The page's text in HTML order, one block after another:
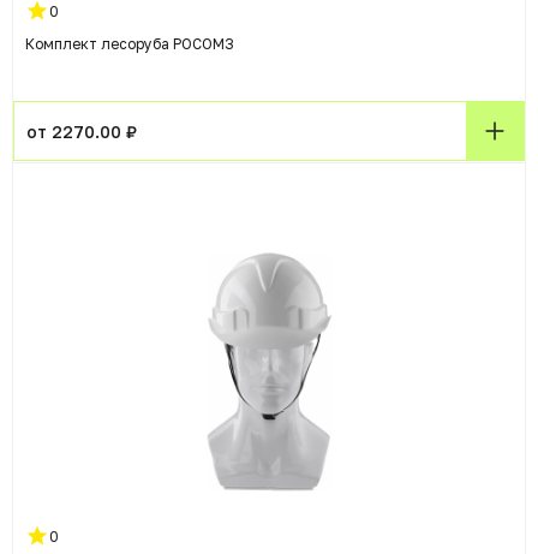
0
Комплект лесоруба РОСОМЗ
от 2270.00 ₽
0